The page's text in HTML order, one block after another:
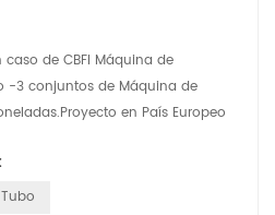
de CBFI Máquina de
-3 conjuntos de Máquina de
en País Europeo